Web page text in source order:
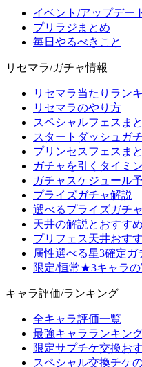
イベント/アップデー
プリラジまとめ
毎日やるべきこと
リセマラ/ガチャ情報
リセマラ当たりラン
リセマラのやり方
スペシャルフェスま
スタートダッシュガ
プリンセスフェスま
ガチャを引くタイミ
ガチャスケジュール
プライズガチャ解説
選べるプライズガチ
天井の解説とおすす
プリフェス天井おす
属性選べる星3確定ガ
限定/恒常★3キャラ
キャラ評価/ランキング
全キャラ評価一覧
最強キャラランキン
限定サプチケ交換お
スペシャル交換チケ